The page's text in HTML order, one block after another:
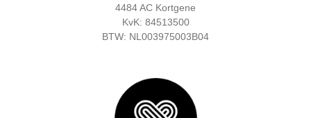
4484 AC Kortgene
KvK: 84513500
BTW: NL003975003B04